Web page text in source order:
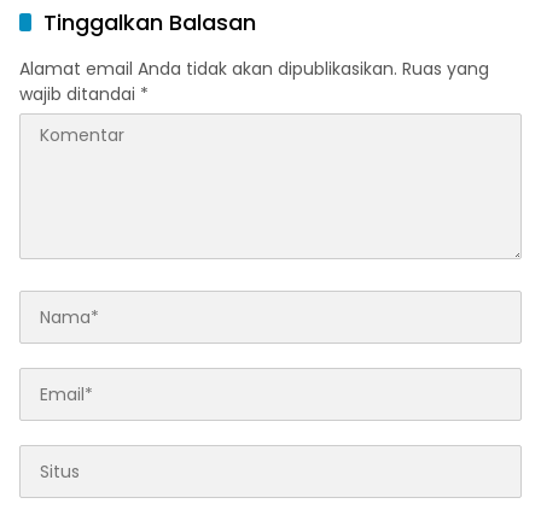
Tinggalkan Balasan
Alamat email Anda tidak akan dipublikasikan. Ruas yang
wajib ditandai *